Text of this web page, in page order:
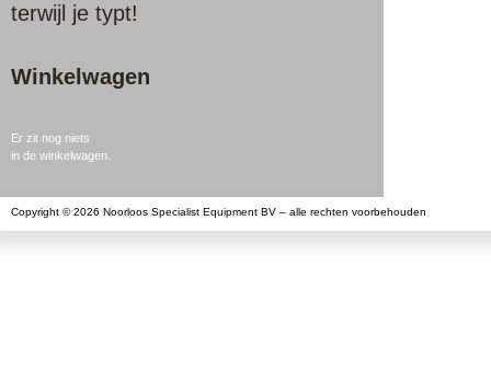
terwijl je typt!
Winkelwagen
Er zit nog niets
in de winkelwagen.
Copyright © 2026 Noorloos Specialist Equipment BV – alle rechten voorbehouden